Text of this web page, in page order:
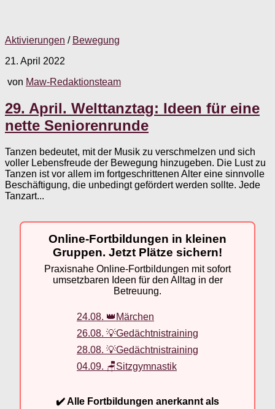
Aktivierungen / Bewegung
21. April 2022
von Maw-Redaktionsteam
29. April. Welttanztag: Ideen für eine
nette Seniorenrunde
Tanzen bedeutet, mit der Musik zu verschmelzen und sich
voller Lebensfreude der Bewegung hinzugeben. Die Lust zu
Tanzen ist vor allem im fortgeschrittenen Alter eine sinnvolle
Beschäftigung, die unbedingt gefördert werden sollte. Jede
Tanzart...
Online-Fortbildungen in kleinen
Gruppen. Jetzt Plätze sichern!
Praxisnahe Online-Fortbildungen mit sofort
umsetzbaren Ideen für den Alltag in der
Betreuung.
24.08. 👑Märchen
26.08. 💡Gedächtnistraining
28.08. 💡Gedächtnistraining
04.09. 🪑Sitzgymnastik
✔️ Alle Fortbildungen anerkannt als